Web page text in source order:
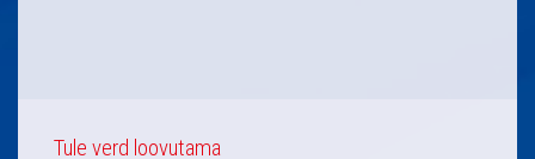
Tule verd loovutama